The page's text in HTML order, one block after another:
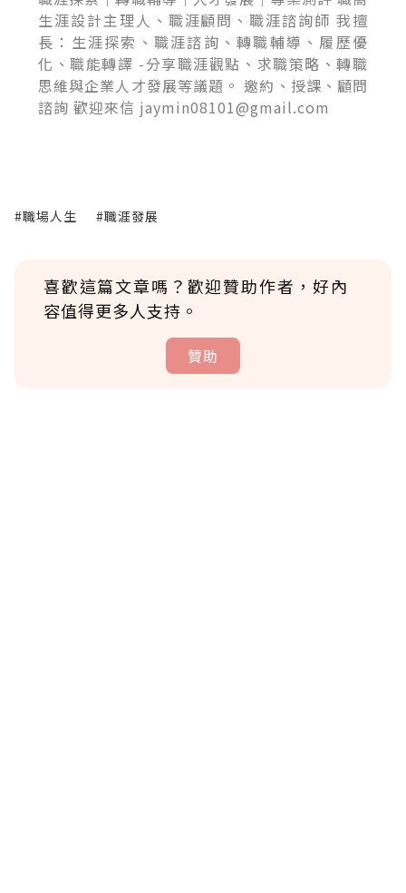
生涯設計主理人、職涯顧問、職涯諮詢師 我擅
長：生涯探索、職涯諮詢、轉職輔導、履歷優
化、職能轉譯 -分享職涯觀點、求職策略、轉職
思維與企業人才發展等議題。 邀約、授課、顧問
諮詢 歡迎來信 jaymin08101@gmail.com
#職場人生 #職涯發展
喜歡這篇文章嗎？歡迎贊助作者，好內
容值得更多人支持。
贊助